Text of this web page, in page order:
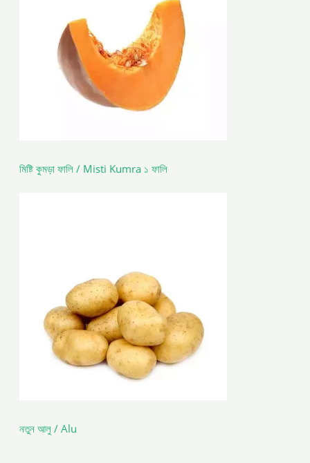
মিষ্টি কুমড়া ফালি / Misti Kumra ১ ফালি
নতুন আলু / Alu